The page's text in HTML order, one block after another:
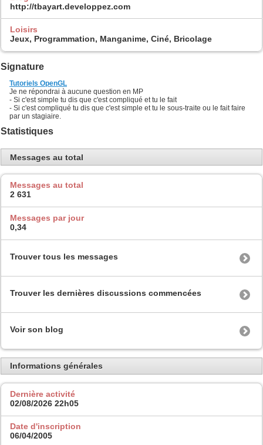
http://tbayart.developpez.com
Loisirs
Jeux, Programmation, Manganime, Ciné, Bricolage
Signature
Tutoriels OpenGL
Je ne répondrai à aucune question en MP
- Si c'est simple tu dis que c'est compliqué et tu le fait
- Si c'est compliqué tu dis que c'est simple et tu le sous-traite ou le fait faire
par un stagiaire.
Statistiques
Messages au total
Messages au total
2 631
Messages par jour
0,34
Trouver tous les messages
Trouver les dernières discussions commencées
Voir son blog
Informations générales
Dernière activité
02/08/2026 22h05
Date d'inscription
06/04/2005